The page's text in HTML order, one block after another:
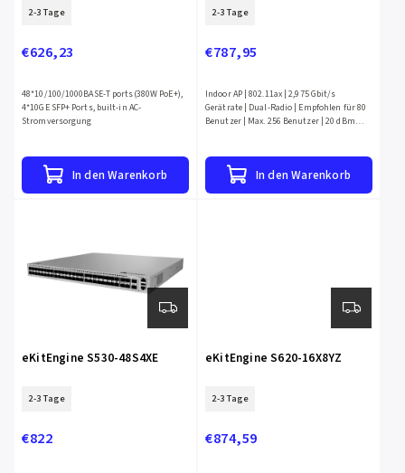
2-3 Tage
€626,23
In den Warenkorb
48*10/100/1000BASE-T ports(380W PoE+),
4*10GE SFP+ Ports, built-in AC-
Stromversorgung
2-3 Tage
€787,95
In den Warenkorb
Indoor AP | 802.11ax | 2,975 Gbit/s
Gerätrate | Dual-Radio | Empfohlen für 80
Benutzer | Max. 256 Benutzer | 20 dBm
eKitEngine S530-48S4XE
2-3 Tage
€822
eKitEngine S620-16X8YZ
2-3 Tage
€874,59